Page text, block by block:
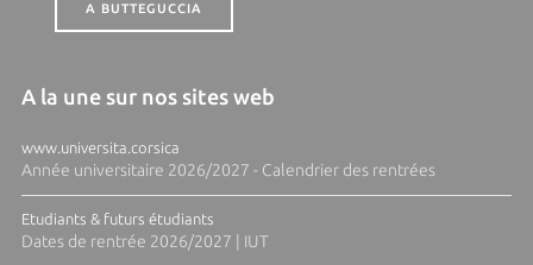
A BUTTEGUCCIA
A la une sur nos sites web
www.universita.corsica
Année universitaire 2026/2027 - Calendrier des rentrées
Etudiants & futurs étudiants
Dates de rentrée 2026/2027 | IUT